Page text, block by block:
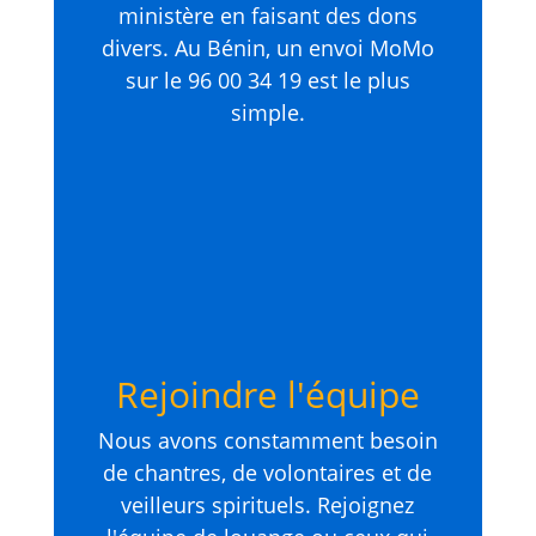
ministère en faisant des dons
divers. Au Bénin, un envoi MoMo
sur le 96 00 34 19 est le plus
simple.
Rejoindre l'équipe
Nous avons constamment besoin
de chantres, de volontaires et de
veilleurs spirituels. Rejoignez